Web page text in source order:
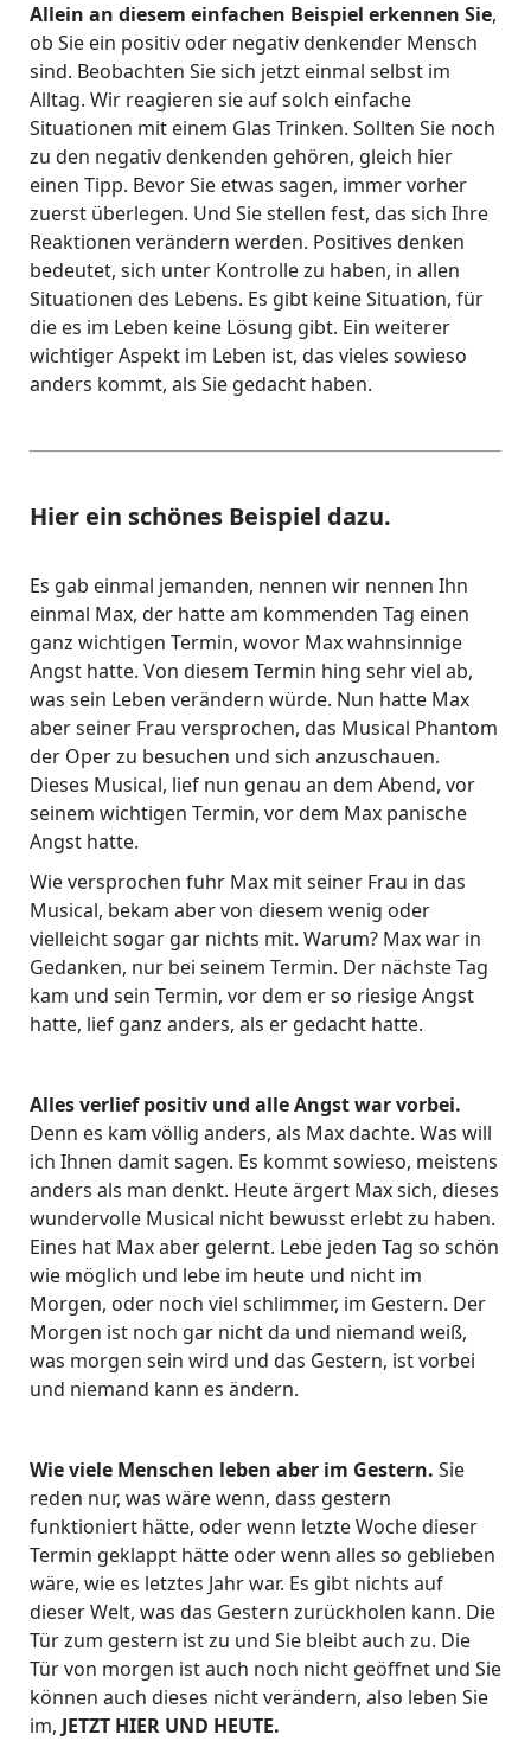
Allein an diesem einfachen Beispiel erkennen Sie,
ob Sie ein positiv oder negativ denkender Mensch
sind. Beobachten Sie sich jetzt einmal selbst im
Alltag. Wir reagieren sie auf solch einfache
Situationen mit einem Glas Trinken. Sollten Sie noch
zu den negativ denkenden gehören, gleich hier
einen Tipp. Bevor Sie etwas sagen, immer vorher
zuerst überlegen. Und Sie stellen fest, das sich Ihre
Reaktionen verändern werden. Positives denken
bedeutet, sich unter Kontrolle zu haben, in allen
Situationen des Lebens. Es gibt keine Situation, für
die es im Leben keine Lösung gibt. Ein weiterer
wichtiger Aspekt im Leben ist, das vieles sowieso
anders kommt, als Sie gedacht haben.
Hier ein schönes Beispiel dazu.
Es gab einmal jemanden, nennen wir nennen Ihn
einmal Max, der hatte am kommenden Tag einen
ganz wichtigen Termin, wovor Max wahnsinnige
Angst hatte. Von diesem Termin hing sehr viel ab,
was sein Leben verändern würde. Nun hatte Max
aber seiner Frau versprochen, das Musical Phantom
der Oper zu besuchen und sich anzuschauen.
Dieses Musical, lief nun genau an dem Abend, vor
seinem wichtigen Termin, vor dem Max panische
Angst hatte.
Wie versprochen fuhr Max mit seiner Frau in das
Musical, bekam aber von diesem wenig oder
vielleicht sogar gar nichts mit. Warum? Max war in
Gedanken, nur bei seinem Termin. Der nächste Tag
kam und sein Termin, vor dem er so riesige Angst
hatte, lief ganz anders, als er gedacht hatte.
Alles verlief positiv und alle Angst war vorbei.
Denn es kam völlig anders, als Max dachte. Was will
ich Ihnen damit sagen. Es kommt sowieso, meistens
anders als man denkt. Heute ärgert Max sich, dieses
wundervolle Musical nicht bewusst erlebt zu haben.
Eines hat Max aber gelernt. Lebe jeden Tag so schön
wie möglich und lebe im heute und nicht im
Morgen, oder noch viel schlimmer, im Gestern. Der
Morgen ist noch gar nicht da und niemand weiß,
was morgen sein wird und das Gestern, ist vorbei
und niemand kann es ändern.
Wie viele Menschen leben aber im Gestern. Sie
reden nur, was wäre wenn, dass gestern
funktioniert hätte, oder wenn letzte Woche dieser
Termin geklappt hätte oder wenn alles so geblieben
wäre, wie es letztes Jahr war. Es gibt nichts auf
dieser Welt, was das Gestern zurückholen kann. Die
Tür zum gestern ist zu und Sie bleibt auch zu. Die
Tür von morgen ist auch noch nicht geöffnet und Sie
können auch dieses nicht verändern, also leben Sie
im, JETZT HIER UND HEUTE.